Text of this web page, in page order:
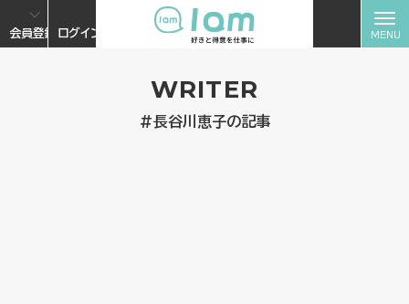
会員登録 ログイン
WRITER
#長谷川恵子の記事